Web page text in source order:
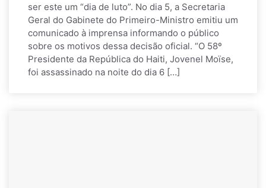
ser este um “dia de luto”. No dia 5, a Secretaria
Geral do Gabinete do Primeiro-Ministro emitiu um
comunicado à imprensa informando o público
sobre os motivos dessa decisão oficial. “O 58º
Presidente da República do Haiti, Jovenel Moïse,
foi assassinado na noite do dia 6 […]